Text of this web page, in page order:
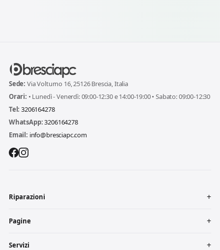
Sede: Via Volturno 16, 25126 Brescia, Italia
Orari: • Lunedì - Venerdì: 09:00-12:30 e 14:00-19:00 • Sabato: 09:00-12:30
Tel: 3206164278
WhatsApp:3206164278
Email: info@bresciapc.com
Riparazioni
Pagine
Servizi